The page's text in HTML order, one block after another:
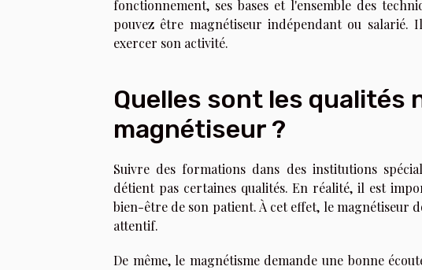
fonctionnement, ses bases et l'ensemble des
pouvez être magnétiseur indépendant ou
exercer son activité.
Quelles sont les qualités
magnétiseur ?
Suivre des formations dans des institutions
détient pas certaines qualités. En réalité, il est
bien-être de son patient. À cet effet, le
attentif.
De même, le magnétisme demande une bonne